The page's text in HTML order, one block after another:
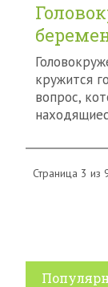
кружится
вопрос,
Страница 3 из